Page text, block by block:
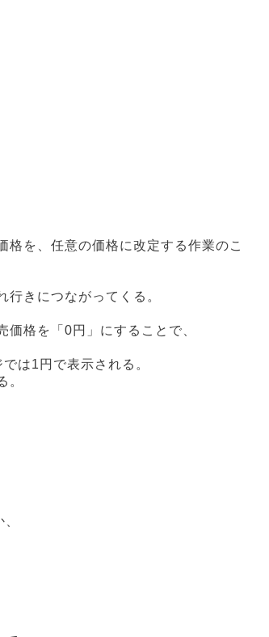
を、任意の価格に改定する作業のこ
きにつながってくる。
格を「0円」にすることで、
は1円で表示される。
。